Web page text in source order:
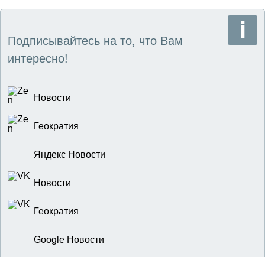
Подписывайтесь на то, что Вам
интересно!
Новости
Геократия
Яндекс Новости
Новости
Геократия
Google Новости